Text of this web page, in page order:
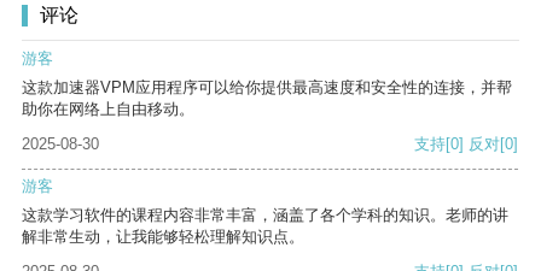
评论
游客
这款加速器VPM应用程序可以给你提供最高速度和安全性的连接，并帮
助你在网络上自由移动。
2025-08-30
支持[0] 反对[0]
游客
这款学习软件的课程内容非常丰富，涵盖了各个学科的知识。老师的讲
解非常生动，让我能够轻松理解知识点。